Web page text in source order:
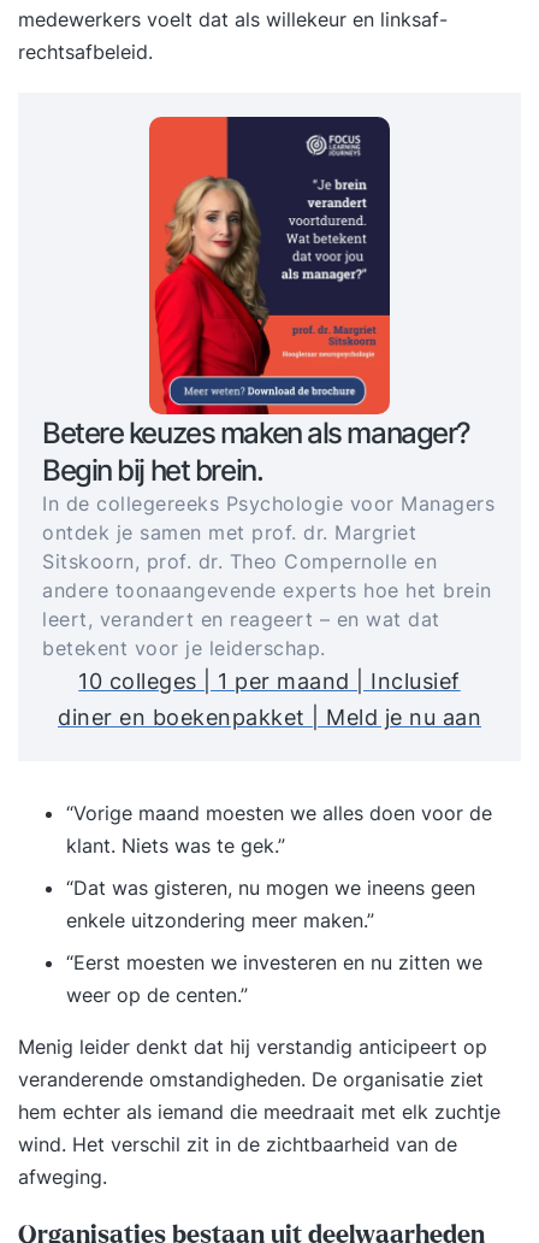
medewerkers voelt dat als willekeur en linksaf-
rechtsafbeleid.
Betere keuzes maken als manager?
Begin bij het brein.
In de collegereeks Psychologie voor Managers
ontdek je samen met prof. dr. Margriet
Sitskoorn, prof. dr. Theo Compernolle en
andere toonaangevende experts hoe het brein
leert, verandert en reageert – en wat dat
betekent voor je leiderschap.
10 colleges | 1 per maand | Inclusief
diner en boekenpakket | Meld je nu aan
“Vorige maand moesten we alles doen voor de
klant. Niets was te gek.”
“Dat was gisteren, nu mogen we ineens geen
enkele uitzondering meer maken.”
“Eerst moesten we investeren en nu zitten we
weer op de centen.”
Menig leider denkt dat hij verstandig anticipeert op
veranderende omstandigheden. De organisatie ziet
hem echter als iemand die meedraait met elk zuchtje
wind. Het verschil zit in de zichtbaarheid van de
afweging.
Organisaties bestaan uit deelwaarheden